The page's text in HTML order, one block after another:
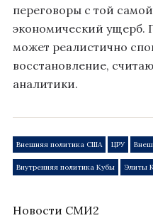
переговоры с той
экономический ущерб.
может реалистично
восстановление,
аналитики.
Внешняя политика США ЦРУ
Внутренняя политика Кубы Элиты
Новости СМИ2